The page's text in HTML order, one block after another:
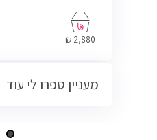
2,880 ₪
מעניין ספרו לי עוד